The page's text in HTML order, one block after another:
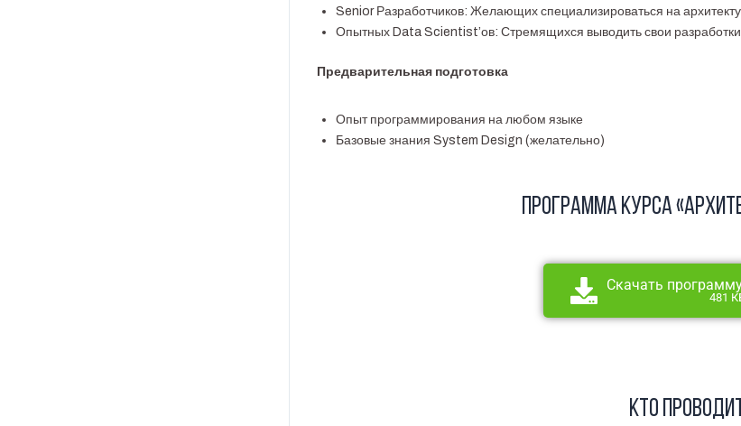
Senior Разработчиков: Желающих специализироваться на
Опытных Data Scientist’ов: Стремящихся выводить свои
Предварительная подготовка
Опыт программирования на любом языке
Базовые знания System Design (желательно)
Программа курса
Скачать
481
Кто